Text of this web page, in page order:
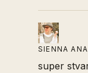
SIENNA
super